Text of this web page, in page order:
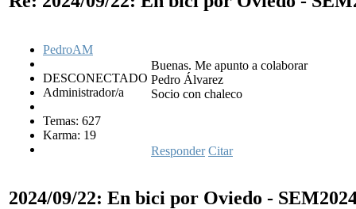
PedroAM
DESCONECTADO
Administrador/a
Temas: 627
Karma: 19
Buenas. Me apunto a colaborar
Pedro Álvarez
Socio con chaleco
Responder Citar
2024/09/22: En bici por Oviedo -